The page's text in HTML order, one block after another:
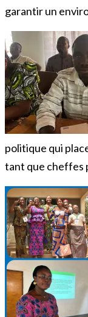
garantir un
politique qui
tant que cheffes